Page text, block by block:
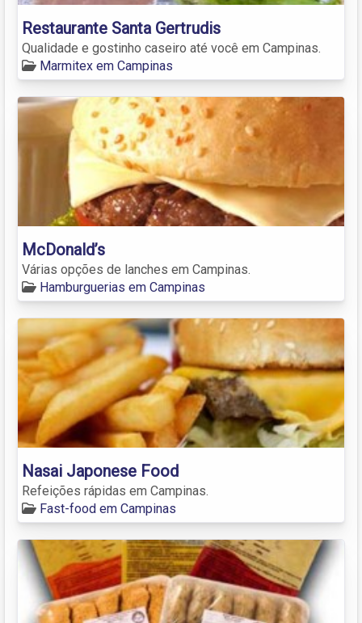
Restaurante Santa Gertrudis
Qualidade e gostinho caseiro até você em Campinas.
Marmitex em Campinas
McDonald’s
Várias opções de lanches em Campinas.
Hamburguerias em Campinas
Nasai Japonese Food
Refeições rápidas em Campinas.
Fast-food em Campinas